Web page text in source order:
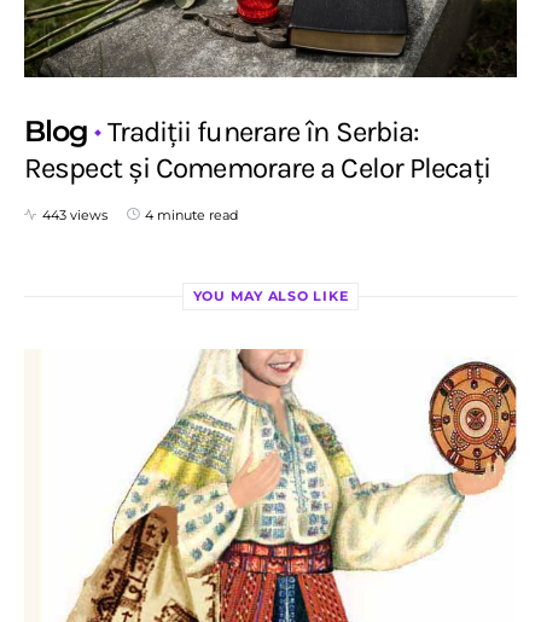
Blog
Tradiții funerare în Serbia:
Respect și Comemorare a Celor Plecați
443 views 4 minute read
YOU MAY ALSO LIKE